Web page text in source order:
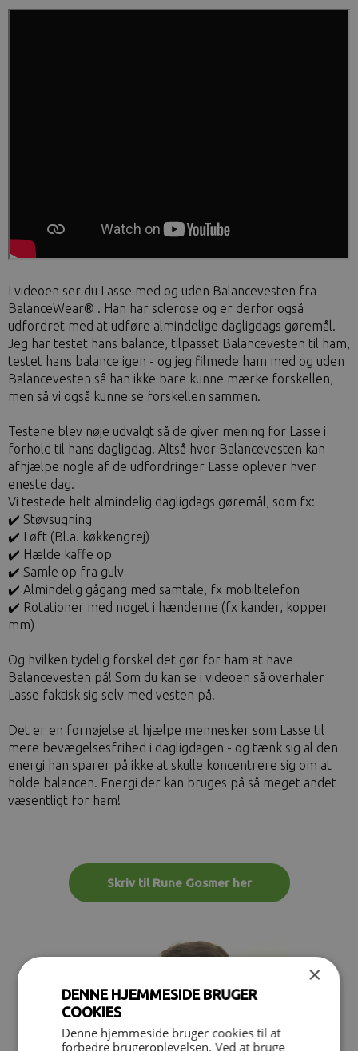
I videoen ser du Lasse med og uden Balancevesten fra
BalanceWear® . Han har sclerose og er derfor også
udfordret med at udføre almindelige dagligdags gøremål.
Jeg har testet hans balance, tilpasset Balancevesten til ham,
testet hans balance igen - og jeg filmede ham med og uden
Balancevesten så han ikke bare kunne mærke forskellen,
men så vi også kunne se forskellen sammen.
Testene blev nøje udvalgt så de giver mening for Lasse i
forhold til hans dagligdag. Altså hvor Balancevesten kan
afhjælpe nogle af de udfordringer Lasse oplever hver
eneste dag.
Vi testede helt almindelig dagligdags gøremål, som fx:
✔️ Støvsugning
✔️ Løft (Bl.a. køkkengrej)
✔️ Hælde kaffe op
✔️ Samle op fra gulv
✔️ Almindelig gågang med samtale, fx mobiltelefon
✔️ Rotationer med noget i hænderne (fx kander, kopper
mm)
Og hvilken tydelig forskel det gør for ham at have
Balancevesten på! Som du kan se i videoen så overhaler
Lasse faktisk sig selv med vesten på.
Det er en fornøjelse at hjælpe mennesker som Lasse til
mere bevægelsesfrihed i dagligdagen - og tænk sig al den
energi han sparer på ikke at skulle koncentrere sig om at
holde balancen. Energi der kan bruges på så meget andet
væsentligt for ham!
Skriv til Rune Gosmer her
×
DENNE HJEMMESIDE BRUGER
COOKIES
Denne hjemmeside bruger cookies til at
forbedre brugeroplevelsen. Ved at bruge